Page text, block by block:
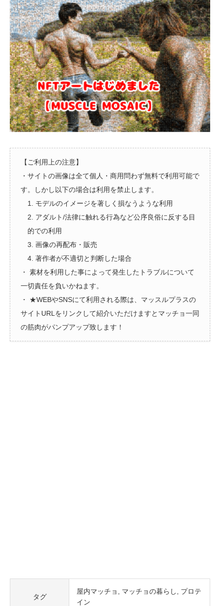
【ご利用上の注意】
・サイトの画像は全て個人・商用問わず無料で利用可能で
す。しかし以下の場合は利用を禁止します。
1. モデルのイメージを著しく損なうような利用
2. アダルト/法律に触れる行為など公序良俗に反する目
的での利用
3. 画像の再配布・販売
4. 著作者が不適切と判断した場合
・ 素材を利用した事によって発生したトラブルについて
一切責任を負いかねます。
・ ★WEBやSNSにて利用される際は、マッスルプラスの
サイトURLをリンクして紹介いただけますとマッチョ一同
の筋肉がパンプアップ致します！
タグ
屋内マッチョ マッチョの暮らし
プロテ
イン